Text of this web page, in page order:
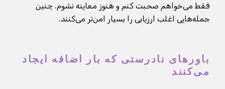
فقط می‌خواهم صحبت کنم و هنوز معاینه نشوم. چنین
جمله‌هایی اغلب ارزیابی را بسیار امن‌تر می‌کنند.
باورهای نادرستی که بار اضافه ایجاد
می‌کنند